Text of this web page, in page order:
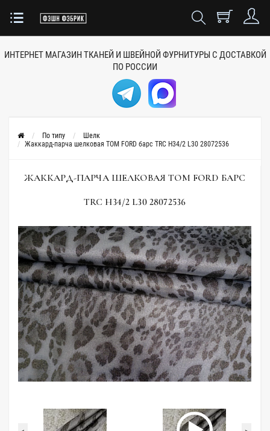
ИНТЕРНЕТ МАГАЗИН ТКАНЕЙ И ШВЕЙНОЙ ФУРНИТУРЫ С ДОСТАВКОЙ
ПО РОССИИ
По типу
Шелк
Жаккард-парча шелковая TOM FORD барс TRC H34/2 L30 28072536
ЖАККАРД-ПАРЧА ШЕЛКОВАЯ TOM FORD БАРС
TRC H34/2 L30 28072536